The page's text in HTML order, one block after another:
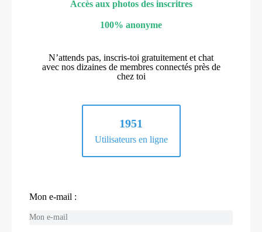
Accès aux photos des inscritres
100% anonyme
N’attends pas, inscris-toi gratuitement et chat
avec nos dizaines de membres connectés près de
chez toi
1951
Utilisateurs en ligne
Mon e-mail :